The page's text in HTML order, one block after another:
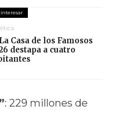
La Casa de los Famosos
destapa a cuatro
: 229 millones de